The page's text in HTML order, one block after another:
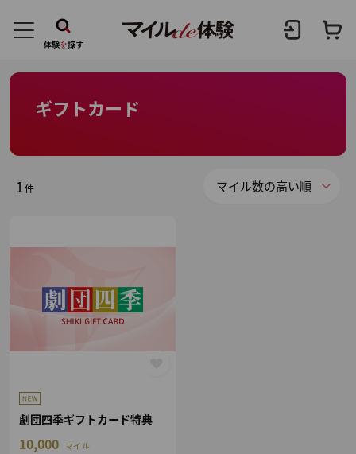
ギフトカード
1件
劇団四季ギフトカード特典
10,000 マイル